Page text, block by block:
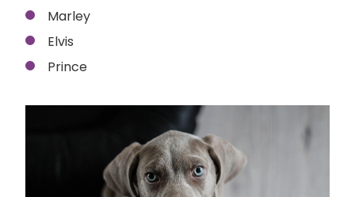
Marley
Elvis
Prince